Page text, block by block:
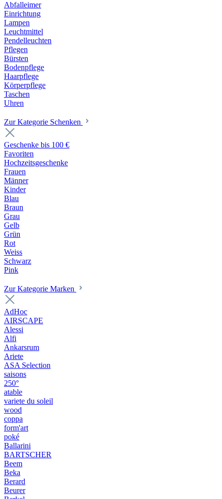
Abfalleimer
Einrichtung
Lampen
Leuchtmittel
Pendelleuchten
Pflegen
Bürsten
Bodenpflege
Haarpflege
Körperpflege
Taschen
Uhren
Zur Kategorie Schenken
Geschenke bis 100 €
Favoriten
Hochzeitsgeschenke
Frauen
Männer
Kinder
Blau
Braun
Grau
Gelb
Grün
Rot
Weiss
Schwarz
Pink
Zur Kategorie Marken
AdHoc
AIRSCAPE
Alessi
Alfi
Ankarsrum
Ariete
ASA Selection
saisons
250°
atable
variete du soleil
wood
coppa
form'art
poké
Ballarini
BARTSCHER
Beem
Beka
Berard
Beurer